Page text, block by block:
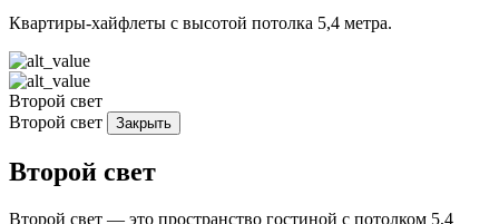
Квартиры-хайфлеты с высотой потолка 5,4 метра.
Второй свет
Второй свет
Закрыть
Второй свет
Второй свет — это пространство гостиной с потолком 5,4